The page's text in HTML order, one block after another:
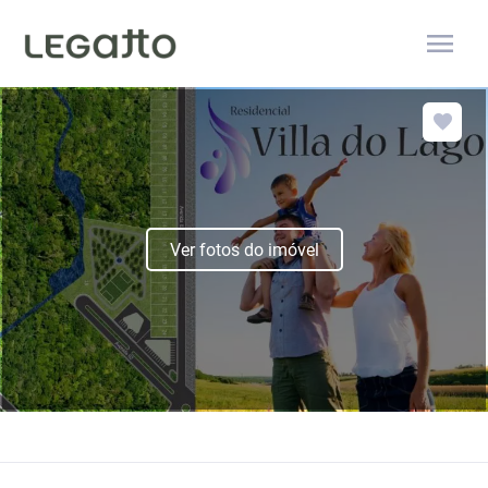
menu
Ver fotos do imóvel